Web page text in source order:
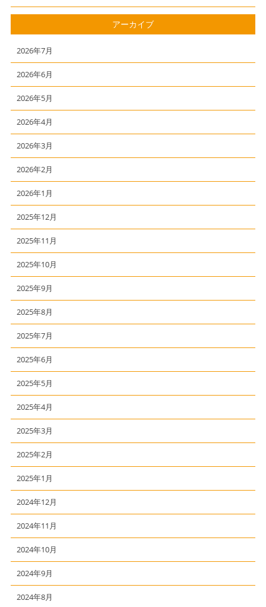
アーカイブ
2026年7月
2026年6月
2026年5月
2026年4月
2026年3月
2026年2月
2026年1月
2025年12月
2025年11月
2025年10月
2025年9月
2025年8月
2025年7月
2025年6月
2025年5月
2025年4月
2025年3月
2025年2月
2025年1月
2024年12月
2024年11月
2024年10月
2024年9月
2024年8月